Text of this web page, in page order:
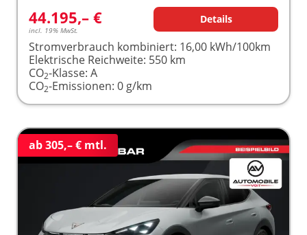
44.195,– €
incl. 19% MwSt.
Details
Stromverbrauch kombiniert: 16,00 kWh/100km
Elektrische Reichweite: 550 km
CO2-Klasse: A
CO2-Emissionen: 0 g/km
ab 305,– € mtl.